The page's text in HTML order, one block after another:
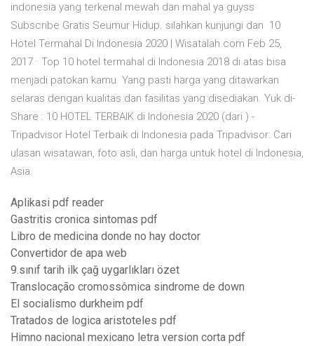
indonesia yang terkenal mewah dan mahal ya guyss
Subscribe Gratis Seumur Hidup. silahkan kunjungi dan 10
Hotel Termahal Di Indonesia 2020 | Wisatalah.com Feb 25,
2017 · Top 10 hotel termahal di Indonesia 2018 di atas bisa
menjadi patokan kamu. Yang pasti harga yang ditawarkan
selaras dengan kualitas dan fasilitas yang disediakan. Yuk di-
Share : 10 HOTEL TERBAIK di Indonesia 2020 (dari ) -
Tripadvisor Hotel Terbaik di Indonesia pada Tripadvisor: Cari
ulasan wisatawan, foto asli, dan harga untuk hotel di Indonesia,
Asia.
Aplikasi pdf reader
Gastritis cronica sintomas pdf
Libro de medicina donde no hay doctor
Convertidor de apa web
9.sınıf tarih ilk çağ uygarlıkları özet
Translocação cromossômica sindrome de down
El socialismo durkheim pdf
Tratados de logica aristoteles pdf
Himno nacional mexicano letra version corta pdf